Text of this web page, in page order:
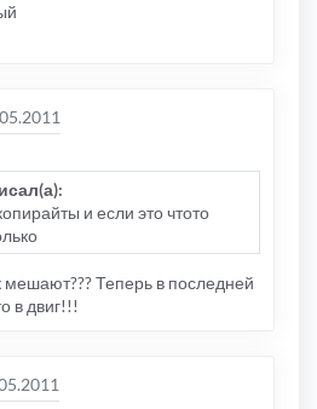
и если это чтото
мешают??? Теперь в последней
в двиг!!!